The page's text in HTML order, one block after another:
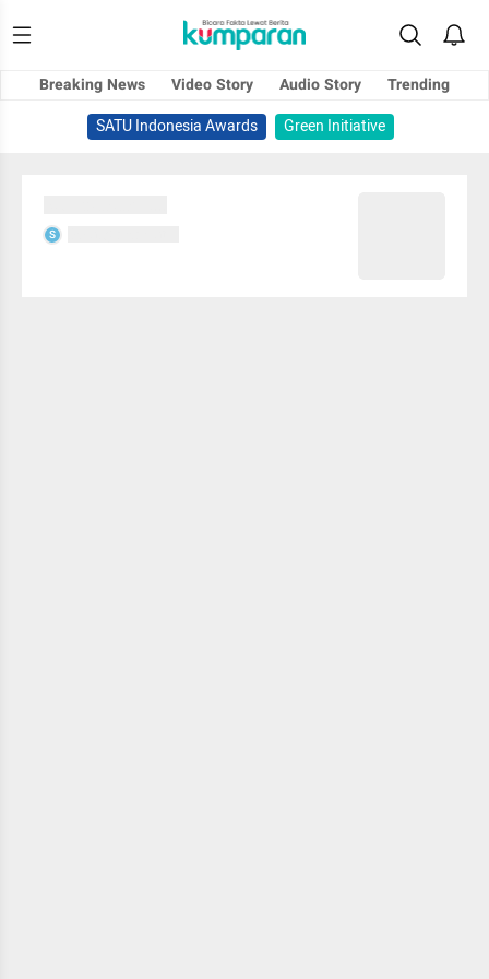
Breaking News Video Story Audio Story
Trending
SATU Indonesia Awards
Green Initiative
S